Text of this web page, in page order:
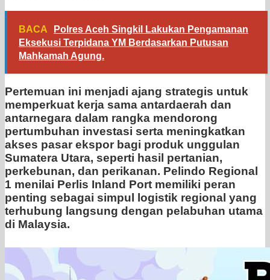
BACA
Polres Aceh Singkil Lakukan Pengamanan
Eksekusi Terpidana YM Berdasarkan Putusan
Mahkamah Agung.
Pertemuan ini menjadi ajang strategis untuk
memperkuat kerja sama antardaerah dan
antarnegara dalam rangka mendorong
pertumbuhan investasi serta meningkatkan
akses pasar ekspor bagi produk unggulan
Sumatera Utara, seperti hasil pertanian,
perkebunan, dan perikanan. Pelindo Regional
1 menilai Perlis Inland Port memiliki peran
penting sebagai simpul logistik regional yang
terhubung langsung dengan pelabuhan utama
di Malaysia.